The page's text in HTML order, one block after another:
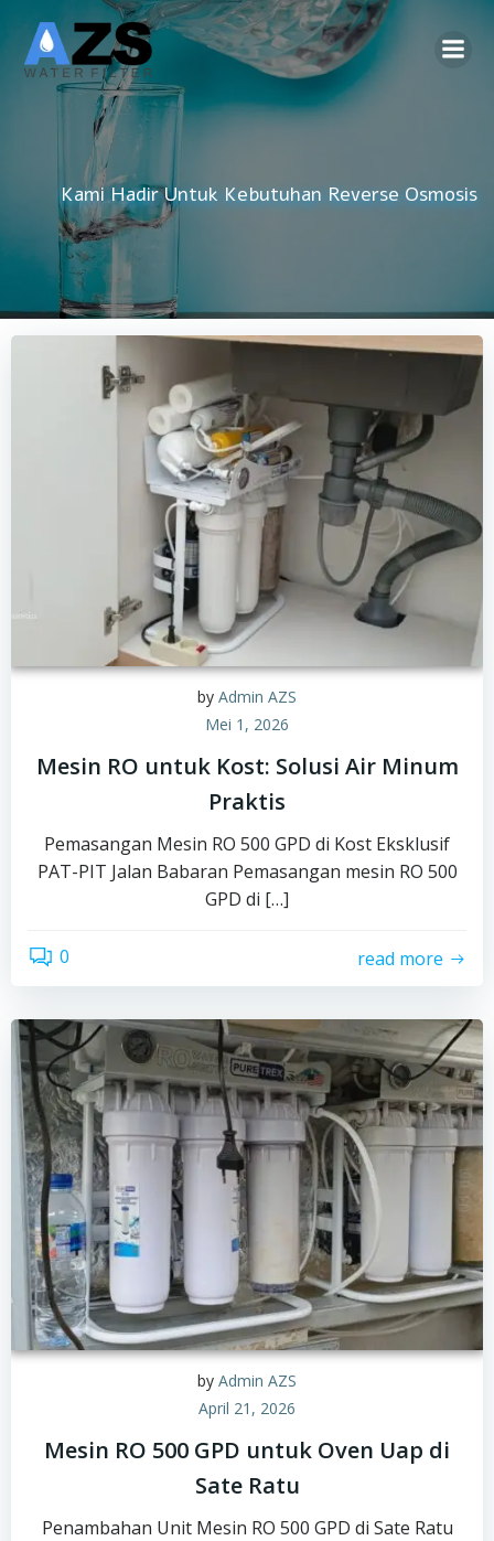
Skip
to
content
Kami Hadir Untuk Kebutuhan
by Admin AZS
Mei 1, 2026
Mesin RO untuk Kost: Solusi Air Minum
Praktis
Pemasangan Mesin RO 500 GPD di Kost Eksklusif
PAT-PIT Jalan Babaran Pemasangan mesin RO 500
GPD di […]
0 read more
by Admin AZS
April 21, 2026
Mesin RO 500 GPD untuk Oven Uap di
Sate Ratu
Penambahan Unit Mesin RO 500 GPD di Sate Ratu